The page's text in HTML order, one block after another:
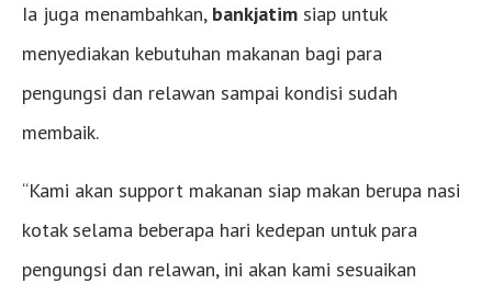
Ia juga menambahkan, bankjatim siap untuk
menyediakan kebutuhan makanan bagi para
pengungsi dan relawan sampai kondisi sudah
membaik.
“Kami akan support makanan siap makan berupa nasi
kotak selama beberapa hari kedepan untuk para
pengungsi dan relawan, ini akan kami sesuaikan